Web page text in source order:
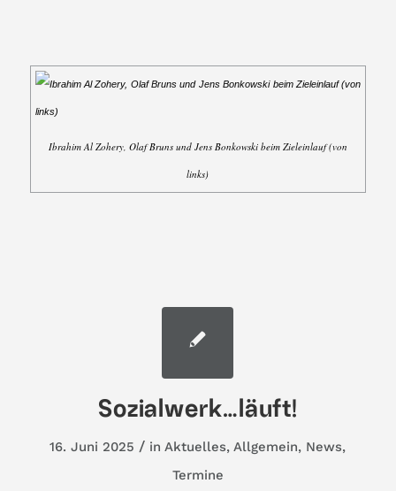
Ibrahim Al Zohery, Olaf Bruns und Jens Bonkowski beim Zieleinlauf (von
links)
Sozialwerk…läuft!
16. Juni 2025 / inAktuelles,Allgemein, News,
Termine